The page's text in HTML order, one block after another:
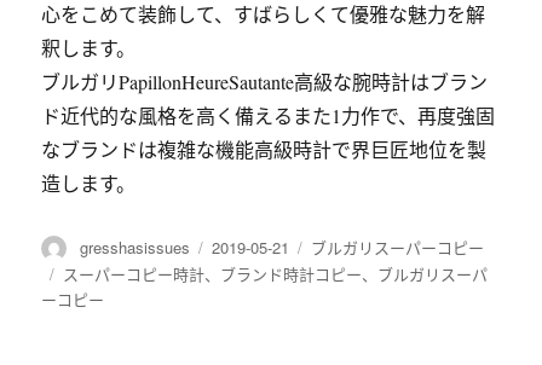
心をこめて装飾して、すばらしくて優雅な魅力を解
釈します。
ブルガリPapillonHeureSautante高級な腕時計はブラン
ド近代的な風格を高く備えるまた1力作で、再度強固
なブランドは複雑な機能高級時計で界巨匠地位を製
造します。
作
者
gresshasissues
发
布
2019-05-21
分
类
ブルガリスーパーコピー
标
签
スーパーコピー時計、 ブランド時計コピー、 ブルガリスーパ
ーコピー